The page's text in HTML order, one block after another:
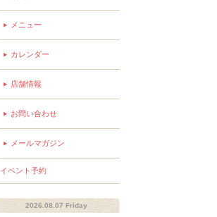
メニュー
カレンダー
店舗情報
お問い合わせ
メールマガジン
イベント予約
2026.08.07 Friday